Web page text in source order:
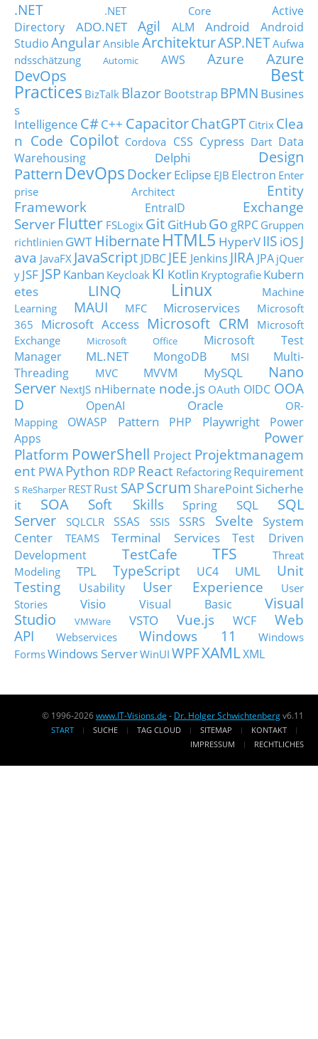
.NET .NET Core
Active
Directory
ADO.NET Agil ALM Android
Android
StudioAngularAnsible ArchitekturASP.NETAufwa
ndsschätzung
Automic AWS Azure
Azure
DevOps
Best
Practices BizTalk Blazor Bootstrap BPMN Busines
s
Intelligence C#C++ CapacitorChatGPT Citrix Clea
n Code Copilot Cordova CSS Cypress Dart Data
Warehousing
Delphi
Design
Pattern DevOps DockerEclipse EJB Electron Enter
prise Architect
Entity
Framework
EntraID
Exchange
Server Flutter FSLogix Git GitHubGo gRPC Gruppen
richtlinien GWT HibernateHTML5 HyperVIIS iOSJ
ava JavaFX JavaScript JDBC JEE Jenkins JIRA JPA jQuer
y JSF JSP Kanban Keycloak KI Kotlin Kryptografie Kubern
etes
LINQ Linux
Machine
Learning
MAUI MFC Microservices
Microsoft
365
Microsoft Access Microsoft CRM
Microsoft
Exchange
Microsoft Office
Microsoft Test
Manager
ML.NET MongoDB MSI
Multi-
Threading
MVC MVVM MySQL
Nano
Server NextJS nHibernate node.js OAuth OIDC OOA
D
OpenAI Oracle
OR-
Mapping
OWASP Pattern PHP Playwright
Power
Apps
Power
Platform PowerShell Project Projektmanagem
ent PWA Python RDP React Refactoring Requirement
s ReSharper RESTRust SAPScrum SharePointSicherhe
it
SOA Soft Skills Spring SQL
SQL
Server
SQLCLR SSAS SSIS SSRS Svelte
System
Center
TEAMS Terminal Services
Test Driven
Development
TestCafe TFS
Threat
Modeling
TPL TypeScript UC4 UML
Unit
Testing
Usability User Experience
User
Stories
Visio Visual Basic
Visual
Studio
VMWare VSTO Vue.js WCF
Web
API
Webservices Windows 11
Windows
FormsWindows ServerWinUI WPFXAMLXML
© 1996-2026www.IT-Visions.de - Dr. Holger Schwichtenbergv6.11
START SUCHE TAG CLOUD SITEMAP
KONTAKT
IMPRESSUM
RECHTLICHES